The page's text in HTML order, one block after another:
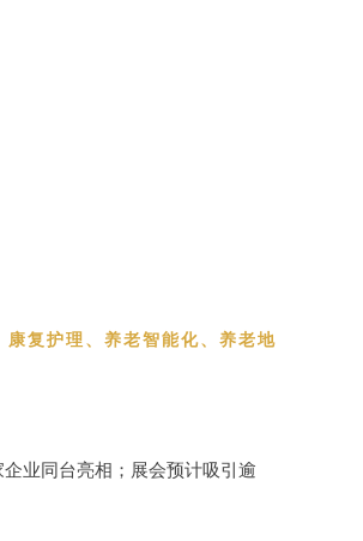
康复护理、养老智能化、养老地
企业同台亮相；展会预计吸引逾